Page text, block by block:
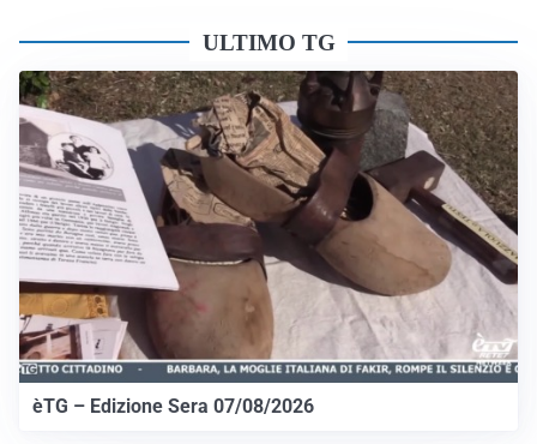
ULTIMO TG
èTG – Edizione Sera 07/08/2026